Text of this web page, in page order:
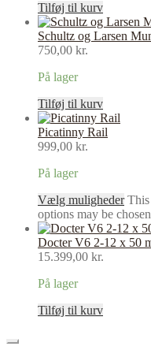
Tilføj til kurv
Schultz og Larsen
750,00 kr.
På lager
Tilføj til kurv
Picatinny Rail
999,00 kr.
På lager
Vælg mulighederThis
options may be
Docter V6 2-12 x 50
15.399,00 kr.
På lager
Tilføj til kurv